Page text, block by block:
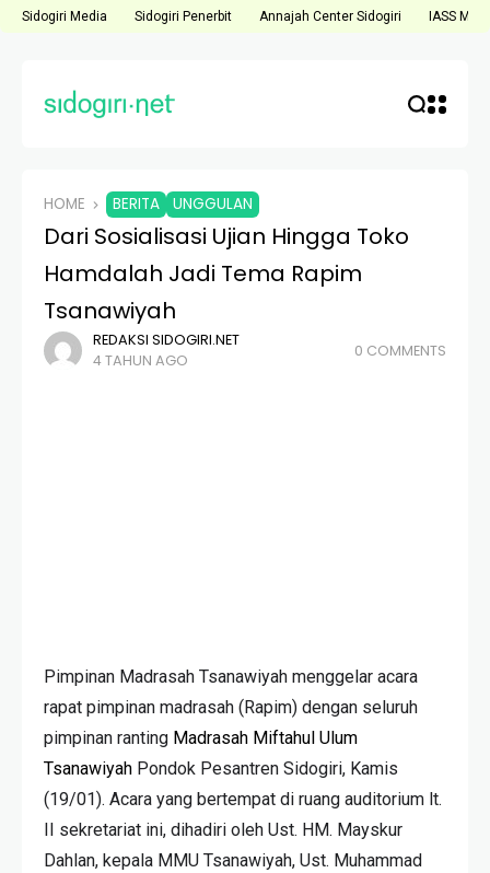
Sidogiri Media Sidogiri Penerbit Annajah Center Sidogiri IASS
HOME BERITA UNGGULAN
Dari Sosialisasi Ujian Hingga Toko
Hamdalah Jadi Tema Rapim
Tsanawiyah
REDAKSI SIDOGIRI.NET
4 TAHUN AGO
0 COMMENTS
Pimpinan Madrasah Tsanawiyah menggelar acara
rapat pimpinan madrasah (Rapim) dengan seluruh
pimpinan ranting Madrasah Miftahul Ulum
Tsanawiyah Pondok Pesantren Sidogiri, Kamis
(19/01). Acara yang bertempat di ruang auditorium lt.
II sekretariat ini, dihadiri oleh Ust. HM. Mayskur
Dahlan, kepala MMU Tsanawiyah, Ust. Muhammad